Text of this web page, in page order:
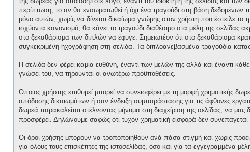
περίπτωση, το αν θα ενσωματωθεί ή όχι ένα τραγούδι στη βάση δεδομένων
μόνο αυτών, χωρίς να δίνεται δικαίωμα γνώμης στον χρήστη που έστειλε το
ισχύοντα κανονισμό, θα κάνει το τραγούδι διαθέσιμο στα μέλη της
στο ξεκαθάρισμα των διπλών να έφυγε. Σημειωτέον ότι στο ξεκαθάρισμα
συγκεκριμένη ηχογράφηση στη σελίδα. Τα διπλοανεβασμένα τραγούδια
Η σελίδα δεν φέρει καμία ευθύνη, έναντι των μελών της αλλά και έναντι
γνώσει του, να τηρούνται οι ανωτέρω προϋποθέσεις.
Όποιος χρήστης επιθυμεί μπορεί να συνεισφέρει με τη μορφή χρηματικής
απόδοσης δικαιωμάτων ή σαν ένδειξη συμπαράστασης για τις άφθονες
δωρεά παρακαλείται στέλνοντας μήνυμα στη διαχείριση της σελίδας, να
προσφέρει. Δηλώνουμε σαφώς ότι τυχόν χρηματική εισφορά δεν
Οι όροι χρήσης μπορούν να τροποποιηθούν ανά πάσα στιγμή και χωρίς
για όλους τους επισκέπτες της ιστοσελίδας, όσο και για τα εγγεγραμμένα